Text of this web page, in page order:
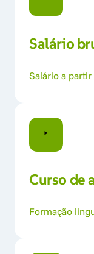
Salário
Salário a
Curso de
Formação